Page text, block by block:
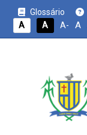
Glossário
A
A A- A